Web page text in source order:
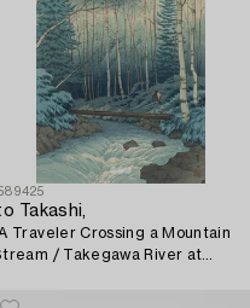
Takashi,
Traveler Crossing a Mountain
/ Takegawa River at